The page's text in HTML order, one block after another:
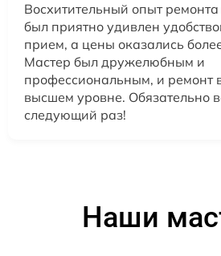
Восхитительный опыт
был приятно удивлен
прием, а цены оказались
Мастер был дружелюбным и
профессиональным, и ремонт
высшем уровне. Обязательно
следующий раз!
Наши